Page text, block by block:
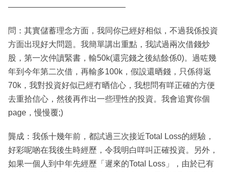
——————————————–
問：其實儲蓄理念方面，我同你已經好相似，不過我係投資
方面出現好大問題。我簡單講出重點，我試過兩次借錢炒
股，第一次仲讀緊書，輸50k(還完錢之後結餘係0)。過咗幾
年到今年第二次借，再輸多100k，假設還晒錢，只係得返
70k，我對投資好似已經冇晒信心，我想問有咩正確的方便
去重拾信心，然後再作出一些理性的投資。我會追實你個
page，慢慢覆;)
龔成：我係十幾年前，都試過三次接近Total Loss的經驗，
好彩呢啲在我後生時經歷，令我明白咩叫正確投資。另外，
如果一個人到中年先經歷「遲來的Total Loss」，由於已有